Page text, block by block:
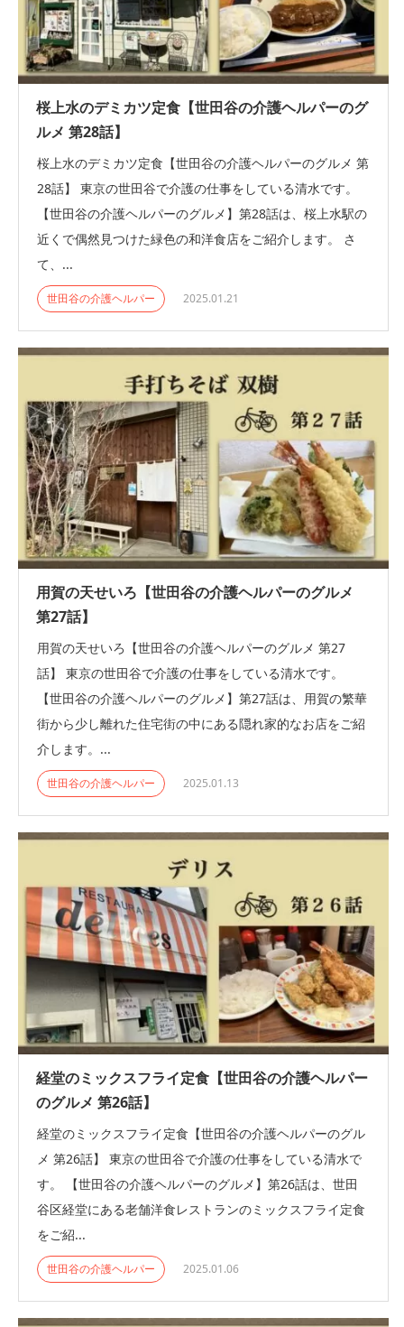
桜上水のデミカツ定食【世田谷の介護ヘルパーのグ
ルメ 第28話】
桜上水のデミカツ定食【世田谷の介護ヘルパーのグルメ 第
28話】 東京の世田谷で介護の仕事をしている清水です。
【世田谷の介護ヘルパーのグルメ】第28話は、桜上水駅の
近くで偶然見つけた緑色の和洋食店をご紹介します。 さ
て、...
世田谷の介護ヘルパー 2025.01.21
用賀の天せいろ【世田谷の介護ヘルパーのグルメ
第27話】
用賀の天せいろ【世田谷の介護ヘルパーのグルメ 第27
話】 東京の世田谷で介護の仕事をしている清水です。
【世田谷の介護ヘルパーのグルメ】第27話は、用賀の繁華
街から少し離れた住宅街の中にある隠れ家的なお店をご紹
介します。...
世田谷の介護ヘルパー 2025.01.13
経堂のミックスフライ定食【世田谷の介護ヘルパー
のグルメ 第26話】
経堂のミックスフライ定食【世田谷の介護ヘルパーのグル
メ 第26話】 東京の世田谷で介護の仕事をしている清水で
す。 【世田谷の介護ヘルパーのグルメ】第26話は、世田
谷区経堂にある老舗洋食レストランのミックスフライ定食
をご紹...
世田谷の介護ヘルパー 2025.01.06